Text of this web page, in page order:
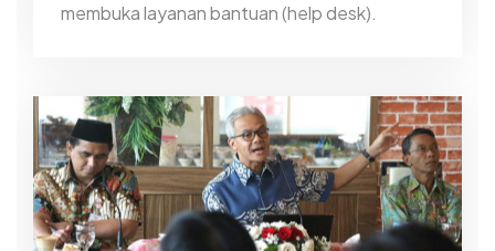
membuka layanan bantuan (help desk).